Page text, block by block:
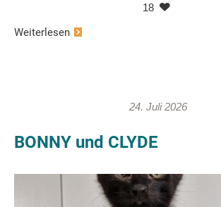
18
Weiterlesen
24. Juli 2026
BONNY und CLYDE